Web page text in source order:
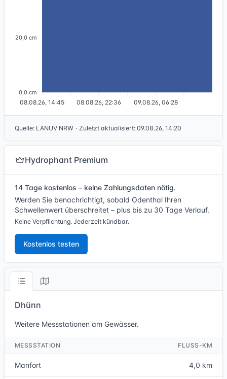
20,0 cm
0,0 cm
08.08.26, 14:45 08.08.26, 22:36 09.08.26, 06:28
Quelle: LANUV NRW · Zuletzt aktualisiert: 09.08.26, 14:20
Hydrophant Premium
14 Tage kostenlos – keine Zahlungsdaten nötig.
Werden Sie benachrichtigt, sobald Odenthal Ihren
Schwellenwert überschreitet – plus bis zu 30 Tage Verlauf.
Keine Verpflichtung. Jederzeit kündbar.
Kostenlos testen
Dhünn
Weitere Messstationen am Gewässer.
MESSSTATION FLUSS-KM
Manfort 4,0 km